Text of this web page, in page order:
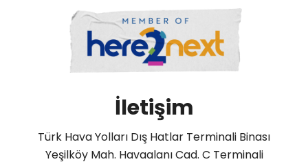
İletişim
Türk Hava Yolları Dış Hatlar Terminali Binası
Yeşilköy Mah. Havaalanı Cad. C Terminali